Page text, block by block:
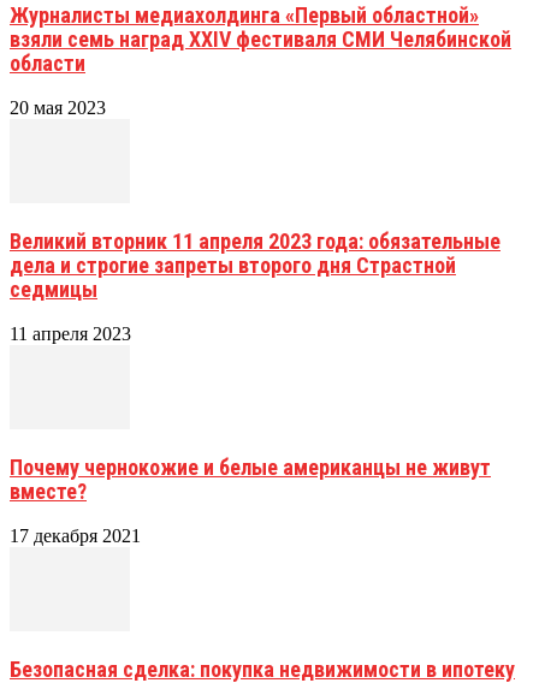
Журналисты медиахолдинга «Первый областной»
взяли семь наград XXIV фестиваля СМИ Челябинской
области
20 мая 2023
Великий вторник 11 апреля 2023 года: обязательные
дела и строгие запреты второго дня Страстной
седмицы
11 апреля 2023
Почему чернокожие и белые американцы не живут
вместе?
17 декабря 2021
Безопасная сделка: покупка недвижимости в ипотеку